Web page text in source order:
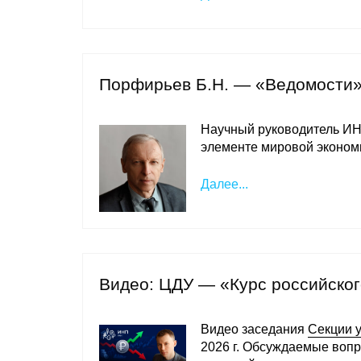
Порфирьев Б.Н. —
Научный руководитель
элементе мировой
Далее...
Видео: ЦДУ — «Курс
Видео заседания Секции
2026 г. Обсуждаемые